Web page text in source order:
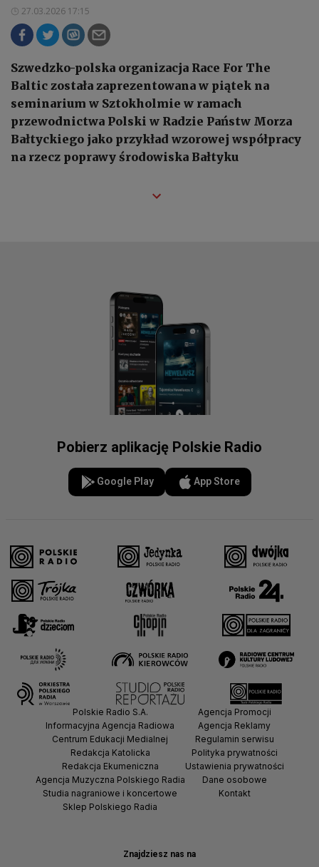
27.03.2026 17:15
Szwedzko-polska organizacja Race For The
Baltic została zaprezentowana w piątek na
seminarium w Sztokholmie w ramach
przewodnictwa Polski w Radzie Państw Morza
Bałtyckiego jako przykład wzorowej współpracy
na rzecz poprawy środowiska Bałtyku
Pobierz aplikację Polskie Radio
Google Play App Store
Znajdziesz nas na
Polskie Radio S.A.
Informacyjna Agencja Radiowa
Centrum Edukacji Medialnej
Redakcja Katolicka
Redakcja Ekumeniczna
Agencja Muzyczna Polskiego Radia
Studia nagraniowe i koncertowe
Sklep Polskiego Radia
Agencja Promocji
Agencja Reklamy
Regulamin serwisu
Polityka prywatności
Ustawienia prywatności
Dane osobowe
Kontakt